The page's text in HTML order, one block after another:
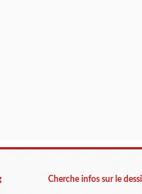
Cherche infos sur le